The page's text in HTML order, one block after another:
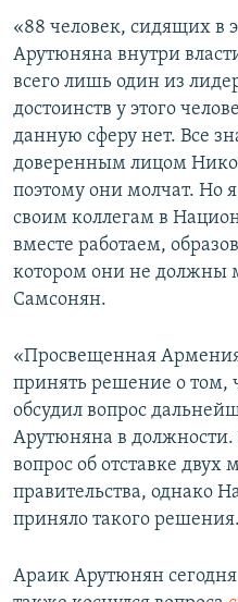
«88 человек, сидящих в
Арутюняна внутри
всего лишь один из
достоинств у этого
данную сферу нет. Все
доверенным лицом
поэтому они молчат. Но
своим коллегам в
вместе работаем,
котором они не должны
Самсонян.
«Просвещенная
принять решение о том,
обсудил вопрос
Арутюняна в
вопрос об отставке
правительства, однако
приняло такого решения.
Араик Арутюнян